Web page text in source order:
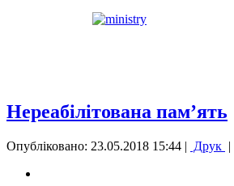
Нереабілітована пам’ять
Опубліковано: 23.05.2018 15:44 | Друк |